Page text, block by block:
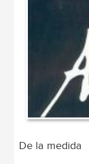
De la medida